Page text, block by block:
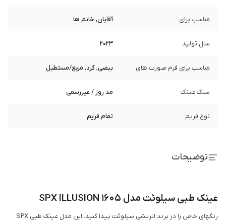
مناسب برای آقایان, خانم ها
سال تولید 2023
مناسب برای فرم صورت های بیضی, گرد, مربع/مستطیل
سبک عینک مد روز / غیررسمی
نوع فریم تمام فریم
توضیحات
عینک طبی سیلوئت مدل SPX ILLUSION 1605
رنگهای خاص را در برند اتریشی سیلوئت پیدا کنید. این مدل عینک طبی SPX